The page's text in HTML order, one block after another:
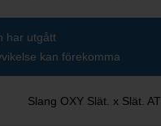
har utgått
kan förekomma
Slang OXY Slät. x Slät. AT